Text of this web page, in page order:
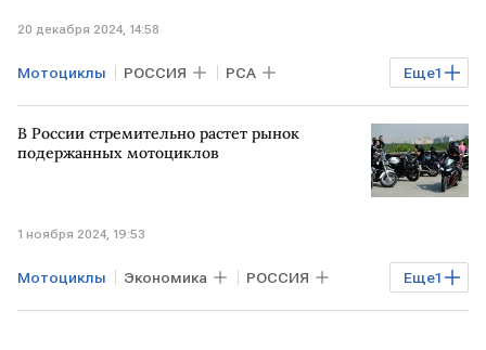
20 декабря 2024, 14:58
Еще1
Мотоциклы РОССИЯ РСА
страхование
В России стремительно растет рынок
подержанных мотоциклов
1 ноября 2024, 19:53
Еще1
Мотоциклы Экономика РОССИЯ
Рынок